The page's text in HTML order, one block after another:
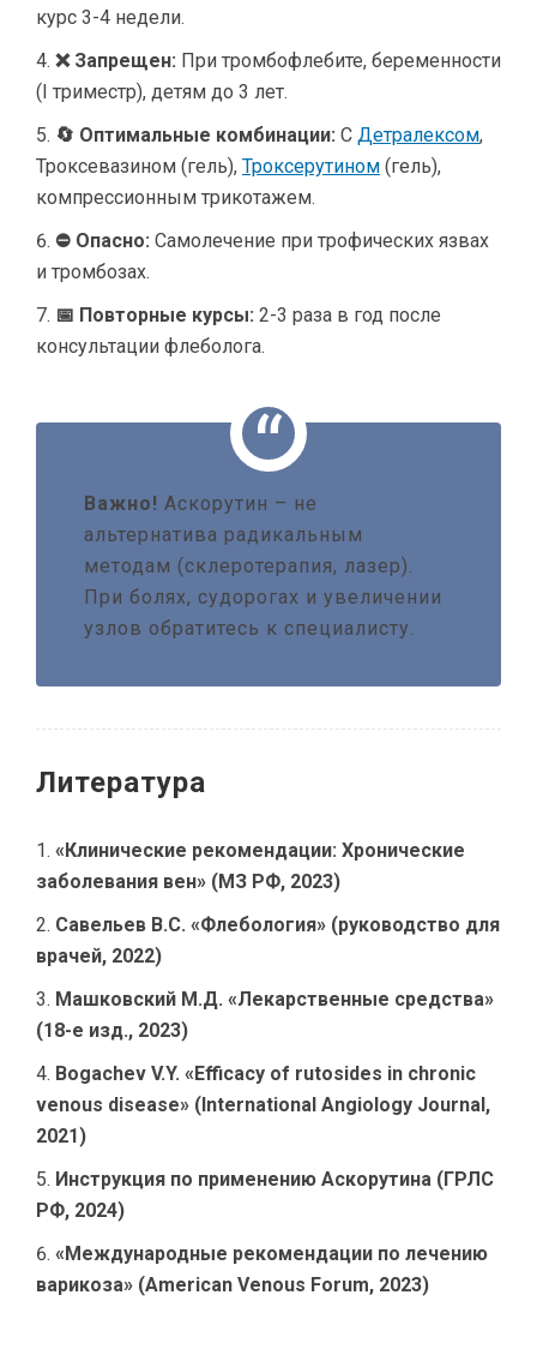
курс 3-4 недели.
❌ Запрещен: При тромбофлебите, беременности
(I триместр), детям до 3 лет.
🔄 Оптимальные комбинации: С Детралексом,
Троксевазином (гель), Троксерутином (гель),
компрессионным трикотажем.
⛔ Опасно: Самолечение при трофических язвах
и тромбозах.
📅 Повторные курсы: 2-3 раза в год после
консультации флеболога.
Важно! Аскорутин – не
альтернатива радикальным
методам (склеротерапия, лазер).
При болях, судорогах и увеличении
узлов обратитесь к специалисту.
Литература
«Клинические рекомендации: Хронические
заболевания вен» (МЗ РФ, 2023)
Савельев В.С. «Флебология» (руководство для
врачей, 2022)
Машковский М.Д. «Лекарственные средства»
(18-е изд., 2023)
Bogachev V.Y. «Efficacy of rutosides in chronic
venous disease» (International Angiology Journal,
2021)
Инструкция по применению Аскорутина (ГРЛС
РФ, 2024)
«Международные рекомендации по лечению
варикоза» (American Venous Forum, 2023)